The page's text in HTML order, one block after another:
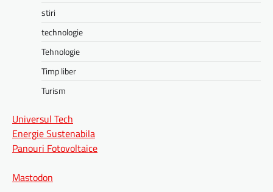
stiri
technologie
Tehnologie
Timp liber
Turism
Universul Tech
Energie Sustenabila
Panouri Fotovoltaice
Mastodon